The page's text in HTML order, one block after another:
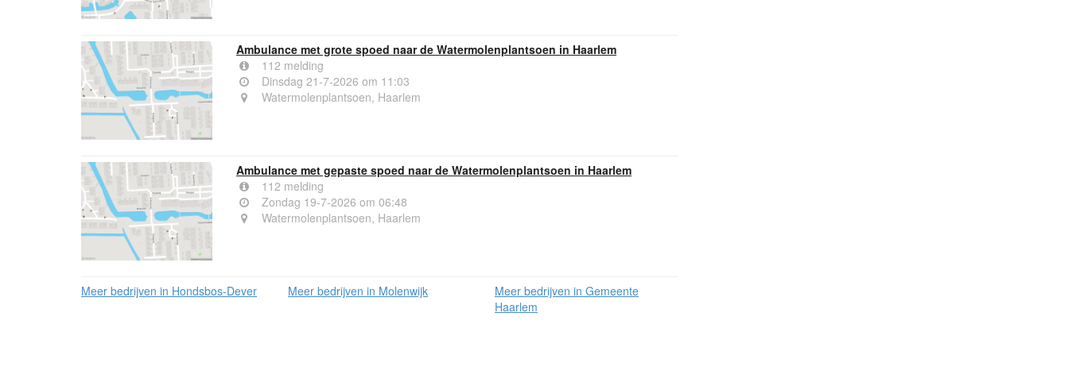
Ambulance met grote spoed naar de Watermolenplantsoen in Haarlem
112 melding
Dinsdag 21-7-2026 om 11:03
Watermolenplantsoen, Haarlem
Ambulance met gepaste spoed naar de Watermolenplantsoen in Haarlem
112 melding
Zondag 19-7-2026 om 06:48
Watermolenplantsoen, Haarlem
Meer bedrijven in Hondsbos-Dever Meer bedrijven in Molenwijk
Meer bedrijven in Gemeente
Haarlem